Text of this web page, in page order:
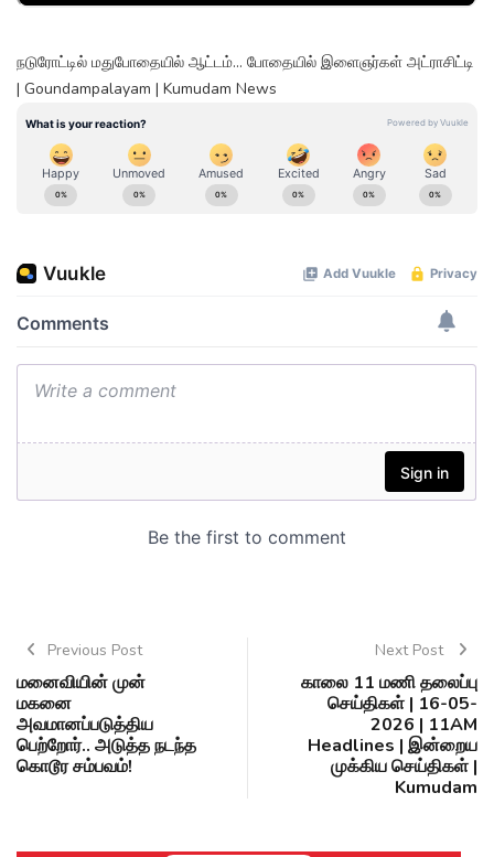
நடுரோட்டில் மதுபோதையில் ஆட்டம்... போதையில் இளைஞர்கள் அட்ராசிட்டி
| Goundampalayam | Kumudam News
Previous Post
மனைவியின் முன்
மகனை
அவமானப்படுத்திய
பெற்றோர்.. அடுத்த நடந்த
கொடூர சம்பவம்!
Next Post
காலை 11 மணி தலைப்பு
செய்திகள் | 16-05-
2026 | 11AM
Headlines | இன்றைய
முக்கிய செய்திகள் |
Kumudam